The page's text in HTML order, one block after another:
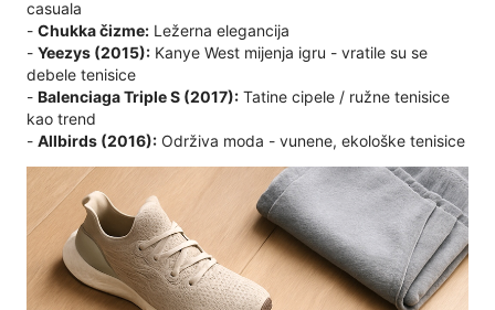
casuala
- Chukka čizme: Ležerna elegancija
- Yeezys (2015): Kanye West mijenja igru ​​- vratile su se
debele tenisice
- Balenciaga Triple S (2017): Tatine cipele / ružne tenisice
kao trend
- Allbirds (2016): Održiva moda - vunene, ekološke tenisice